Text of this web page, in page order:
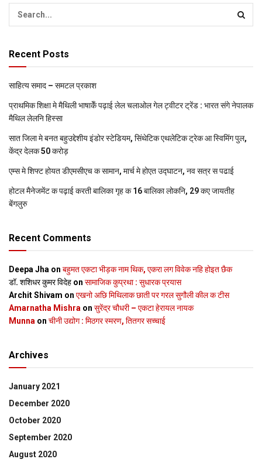
Recent Posts
साहित्य समाद – समटल प्रकाश
प्राथमिक शि‍क्षा मे मैथि‍ली भाषाकेँ पढ़ाई लेल चलाओल गेल ट्वीटर ट्रेंड : भारत संगे नेपालक
मैथिल लेलनि हिस्सा
सात जिला मे बनत बहुउद्देशीय इंडोर स्‍टेडि‍यम, सिंथेटिक एथलेटिक ट्रेक आ स्विमिंग पुल,
केंद्र देलक 50 करोड़
एम्स मे शिफ्ट होयत डीएमसीएच क सामान, मार्च मे होएत उद्घाटन, नव सत्र स पढाई
होटल मैनेजमेंट क पढ़ाई करती बालिका गृह क 16 बालिका लोकनि, 29 कए जायतीह
बेंगलुरु
Recent Comments
Deepa Jha on बहुमत एकटा भीड़क नाम थिक, एकरा लग विवेक नहि होइत छैक
डॉ. शशिधर कुमर विदेह on सामाजिक कुप्रथा : सुधारक प्रयास
Archit Shivam on एखनो अछि मिथिलाक छाती पर गरल सुगौली कील क टीस
Amarnatha Mishra on सुरेंद्र चौधरी – एकटा हेरायल नायक
Munna on चीनी उद्योग : मिठगर स्‍मरण, तितगर सच्‍चाई
Archives
January 2021
December 2020
October 2020
September 2020
August 2020